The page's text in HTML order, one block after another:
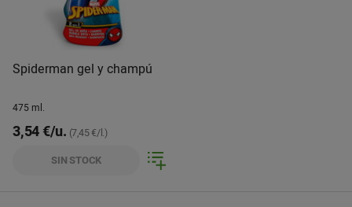
Spiderman gel y champú
475 ml.
3,54 €/u. (7,45 €/l.)
SIN STOCK